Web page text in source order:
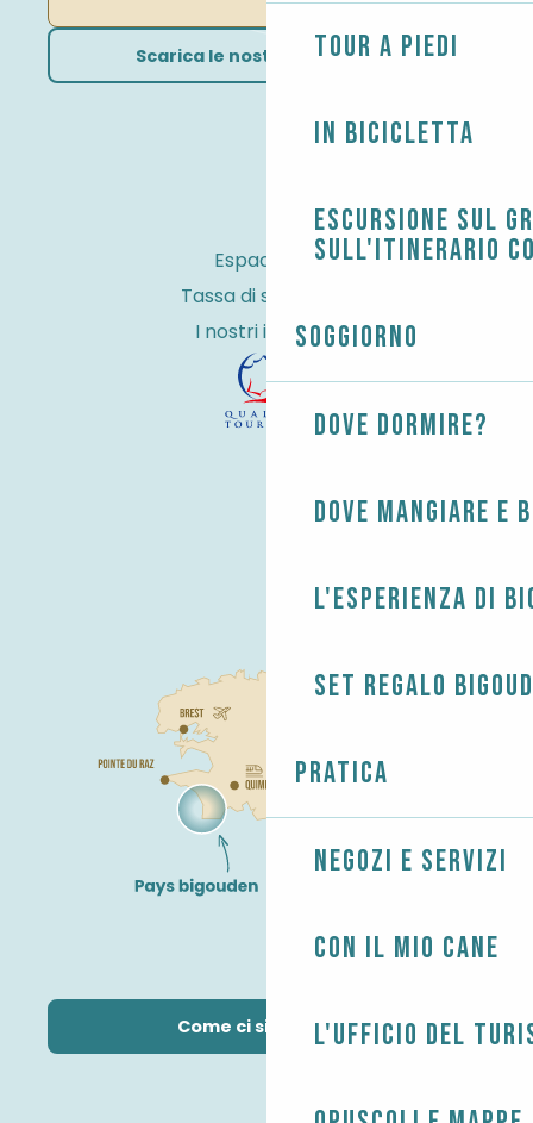
Tour a piedi
In bicicletta
Escursione sul
sull'itinerario
Soggiorno
Dove dormire?
Dove mangiare e
L'esperienza di
Set regalo
Pratica
Negozi e servizi
Con il mio cane
L'Ufficio del
Scarica le nostre brochure
Espace Pro
Tassa di soggiorno
I nostri impegni
Come ci si arriva?